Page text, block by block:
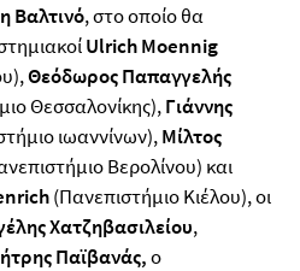
Βαλτινό, στο οποίο θα
UlrichMoennig
Θεόδωρος Παπαγγελής
Θεσσαλονίκης),Γιάννης
ιωαννίνων),Μίλτος
Βερολίνου) και
(Πανεπιστήμιο Κιέλου), οι
Χατζηβασιλείου,
Παϊβανάς,ο